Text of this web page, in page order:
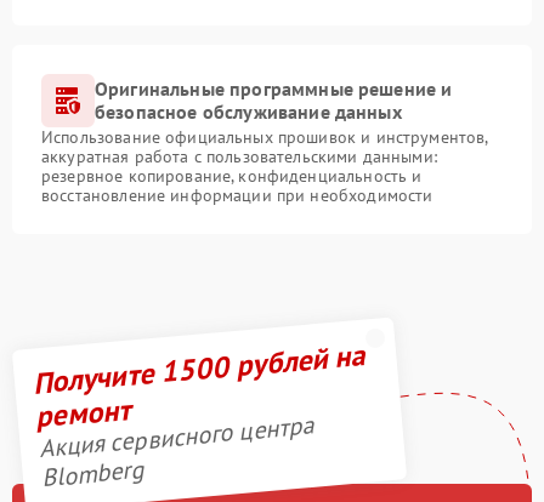
Оригинальные программные решение и
безопасное обслуживание данных
Использование официальных прошивок и инструментов,
аккуратная работа с пользовательскими данными:
резервное копирование, конфиденциальность и
восстановление информации при необходимости
Получите 1500 рублей на
ремонт
Акция сервисного центра
Blomberg